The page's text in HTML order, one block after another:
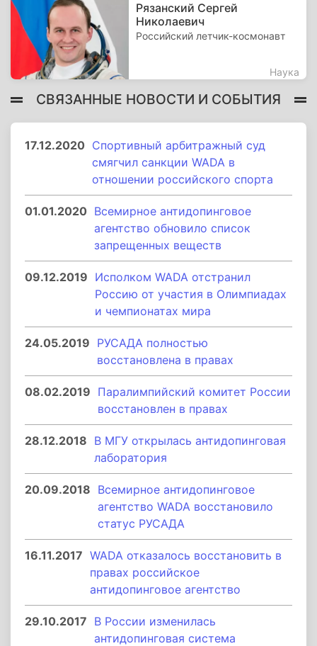
Рязанский Сергей
Николаевич
Российский летчик-космонавт
Наука
СВЯЗАННЫЕ НОВОСТИ И СОБЫТИЯ
17.12.2020 Спортивный арбитражный суд
смягчил санкции WADA в
отношении российского спорта
01.01.2020 Всемирное антидопинговое
агентство обновило список
запрещенных веществ
09.12.2019 Исполком WADA отстранил
Россию от участия в Олимпиадах
и чемпионатах мира
24.05.2019 РУСАДА полностью
восстановлена в правах
08.02.2019 Паралимпийский комитет России
восстановлен в правах
28.12.2018 В МГУ открылась антидопинговая
лаборатория
20.09.2018 Всемирное антидопинговое
агентство WADA восстановило
статус РУСАДА
16.11.2017 WADA отказалось восстановить в
правах российское
антидопинговое агентство
29.10.2017 В России изменилась
антидопинговая система